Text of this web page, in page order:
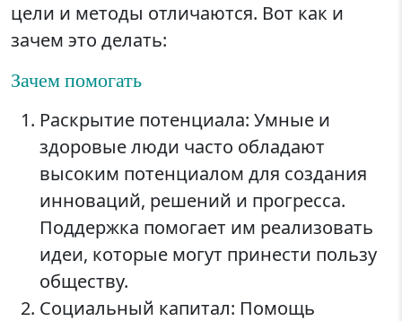
цели и методы отличаются. Вот как и
зачем это делать:
Зачем помогать
Раскрытие потенциала: Умные и
здоровые люди часто обладают
высоким потенциалом для создания
инноваций, решений и прогресса.
Поддержка помогает им реализовать
идеи, которые могут принести пользу
обществу.
Социальный капитал: Помощь